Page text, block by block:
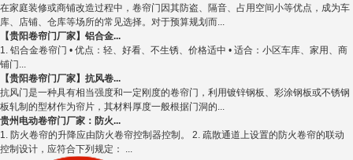
在家庭装修或商铺改造过程中，卷帘门因其防盗、隔音、占用空间小等优点，成为车
库、店铺、仓库等场所的常见选择。对于预算规划而...
【贵阳卷帘门厂家】铝合金...
1. 铝合金卷帘门 • 优点：轻、好看、不生锈、价格适中 • 适合：小区车库、家用、商
铺门...
【贵阳卷帘门厂家】抗风卷...
抗风门是一种具有相当强度和一定刚度的卷帘门，利用镀锌钢板、彩涂钢板或不锈钢
板轧制的型材作为帘片，其材料厚度一般根据门洞的...
贵州电动卷帘门厂家：防火...
1. 防火卷帘的升降应由防火卷帘控制器控制。 2. 疏散通道上设置的防火卷帘的联动
控制设计，应符合下列规定： ...